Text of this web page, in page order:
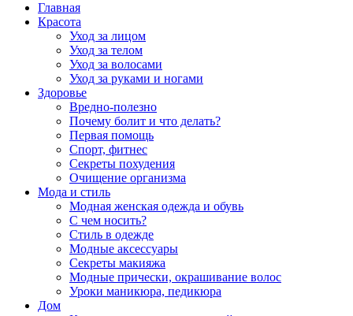
Главная
Красота
Уход за лицом
Уход за телом
Уход за волосами
Уход за руками и ногами
Здоровье
Вредно-полезно
Почему болит и что делать?
Первая помощь
Спорт, фитнес
Секреты похудения
Очищение организма
Мода и стиль
Модная женская одежда и обувь
С чем носить?
Стиль в одежде
Модные аксессуары
Секреты макияжа
Модные прически, окрашивание волос
Уроки маникюра, педикюра
Дом